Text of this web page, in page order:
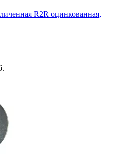
R2R оцинкованная,